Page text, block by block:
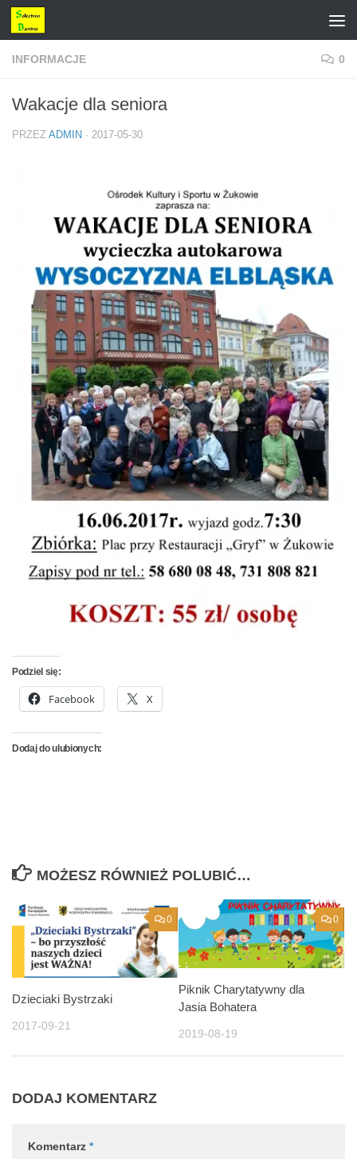
Przejdź do treści
INFORMACJE 0
Wakacje dla seniora
PRZEZ ADMIN · 2017-05-30
Podziel się:
Facebook X
Dodaj do ulubionych:
MOŻESZ RÓWNIEŻ POLUBIĆ…
0
Dzieciaki Bystrzaki
2017-09-21
0
Piknik Charytatywny dla
Jasia Bohatera
2019-08-19
DODAJ KOMENTARZ
Komentarz *